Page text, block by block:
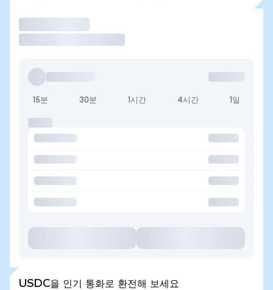
15분 30분 1시간 4시간 1일
USDC을 인기 통화로 환전해 보세요